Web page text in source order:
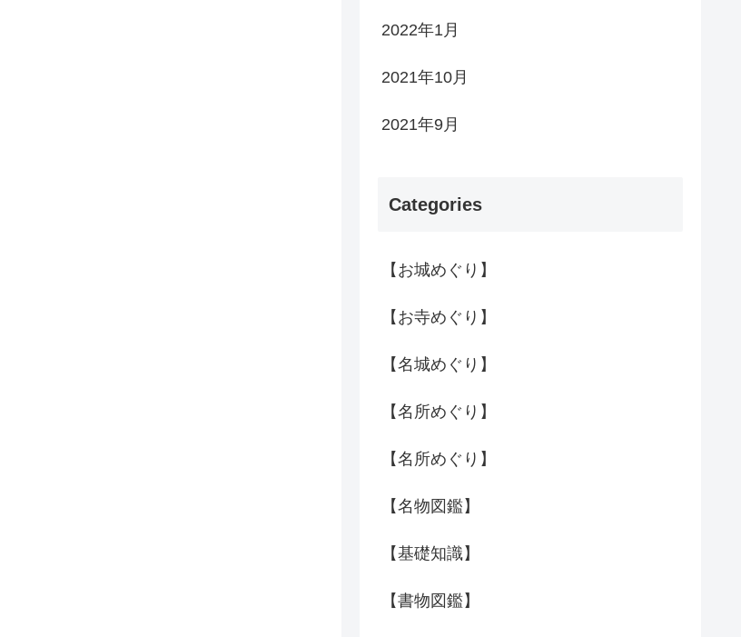
2022年1月
2021年10月
2021年9月
Categories
【お城めぐり】
【お寺めぐり】
【名城めぐり】
【名所めぐり】
【名所めぐり】
【名物図鑑】
【基礎知識】
【書物図鑑】